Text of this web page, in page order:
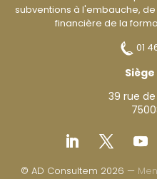
subventions à l'embauche,
financière de la
01
39 rue
© AD Consultem 2026 —